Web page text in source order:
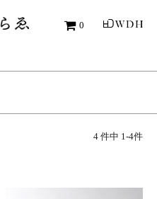
0
4 件中 1-4件